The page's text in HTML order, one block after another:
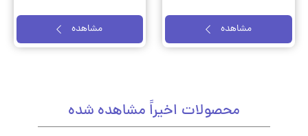
مشاهده مشاهده
محصولات اخیراً مشاهده شده